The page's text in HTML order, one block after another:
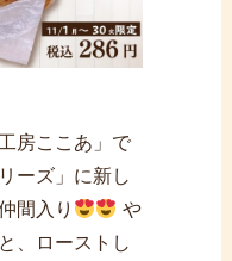
房ここあ」で
ーズ」に新し
間入り
や
、ローストし